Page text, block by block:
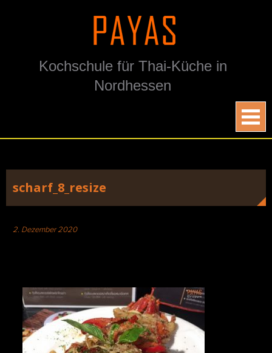
Kochschule für Thai-Küche in
Nordhessen
scharf_8_resize
2. Dezember 2020